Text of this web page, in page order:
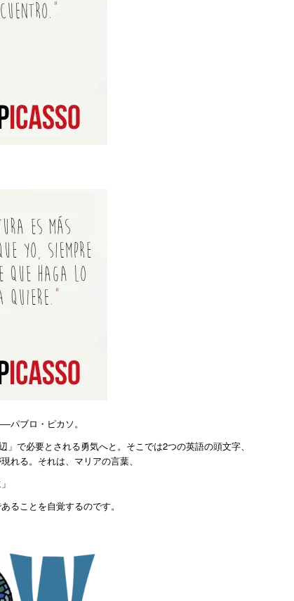
パブロ・ピカソ。
で必要とされる勇気へと。そこでは2つの英語の頭文字、
る。それは、マリアの言葉、
ることを自覚するのです。